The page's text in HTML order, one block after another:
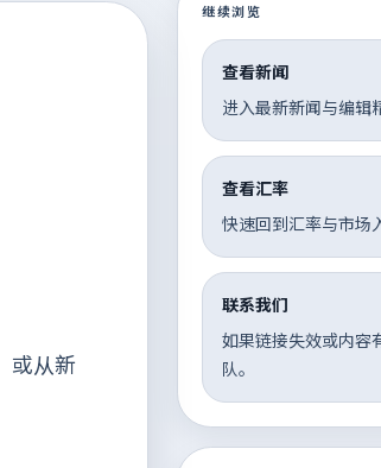
或从新
继续浏览
查看新闻
进入最新新闻与编辑
查看汇率
快速回到汇率与市场
联系我们
如果链接失效或内容
队。